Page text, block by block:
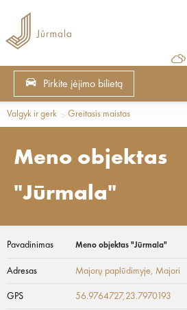
Pirkite įėjimo bilietą
Valgyk ir gerk Greitasis maistas
Meno objektas
"Jūrmala"
Pavadinimas Meno objektas "Jūrmala"
Adresas Majorų paplūdimyje, Majori
GPS 56.9764727,23.7970193